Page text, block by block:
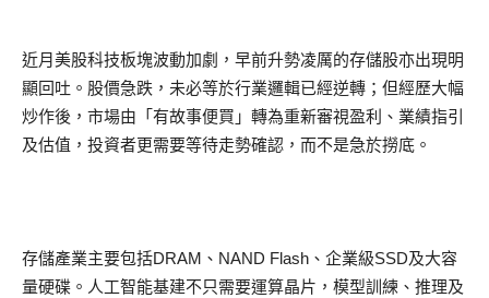
近月美股科技板塊波動加劇，早前升勢凌厲的存儲股亦出現明
顯回吐。股價急跌，未必等於行業邏輯已經逆轉；但經歷大幅
炒作後，市場由「有故事便買」轉為重新審視盈利、業績指引
及估值，投資者更需要等待走勢確認，而不是急於撈底。
存儲產業主要包括DRAM、NAND Flash、企業級SSD及大容
量硬碟。人工智能基建不只需要運算晶片，模型訓練、推理及